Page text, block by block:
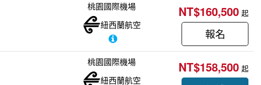
桃園國際機場
紐西蘭航空
NT$160,500 起
報名
桃園國際機場
紐西蘭航空
NT$158,500 起